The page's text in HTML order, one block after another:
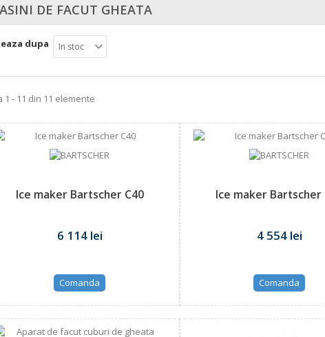
DE FACUT GHEATA
dupa In stoc
1 - 11 din 11 elemente
Ice maker Bartscher C40
6 114 lei
Comanda
Ice maker Bartscher
4 554 lei
Comanda